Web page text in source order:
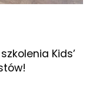
Kids’